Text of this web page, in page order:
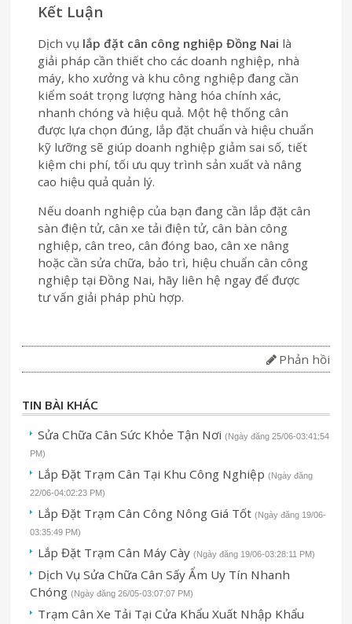
Kết Luận
Dịch vụ lắp đặt cân công nghiệp Đồng Nai là
giải pháp cần thiết cho các doanh nghiệp, nhà
máy, kho xưởng và khu công nghiệp đang cần
kiểm soát trọng lượng hàng hóa chính xác,
nhanh chóng và hiệu quả. Một hệ thống cân
được lựa chọn đúng, lắp đặt chuẩn và hiệu chuẩn
kỹ lưỡng sẽ giúp doanh nghiệp giảm sai số, tiết
kiệm chi phí, tối ưu quy trình sản xuất và nâng
cao hiệu quả quản lý.
Nếu doanh nghiệp của bạn đang cần lắp đặt cân
sàn điện tử, cân xe tải điện tử, cân bàn công
nghiệp, cân treo, cân đóng bao, cân xe nâng
hoặc cần sửa chữa, bảo trì, hiệu chuẩn cân công
nghiệp tại Đồng Nai, hãy liên hệ ngay để được
tư vấn giải pháp phù hợp.
Phản hồi
TIN BÀI KHÁC
Sửa Chữa Cân Sức Khỏe Tận Nơi (Ngày đăng 25/06-03:41:54
PM)
Lắp Đặt Trạm Cân Tại Khu Công Nghiệp (Ngày đăng
22/06-04:02:23 PM)
Lắp Đặt Trạm Cân Công Nông Giá Tốt (Ngày đăng 19/06-
03:35:49 PM)
Lắp Đặt Trạm Cân Máy Cày (Ngày đăng 19/06-03:28:11 PM)
Dịch Vụ Sửa Chữa Cân Sấy Ẩm Uy Tín Nhanh
Chóng (Ngày đăng 26/05-03:07:07 PM)
Trạm Cân Xe Tải Tại Cửa Khẩu Xuất Nhập Khẩu